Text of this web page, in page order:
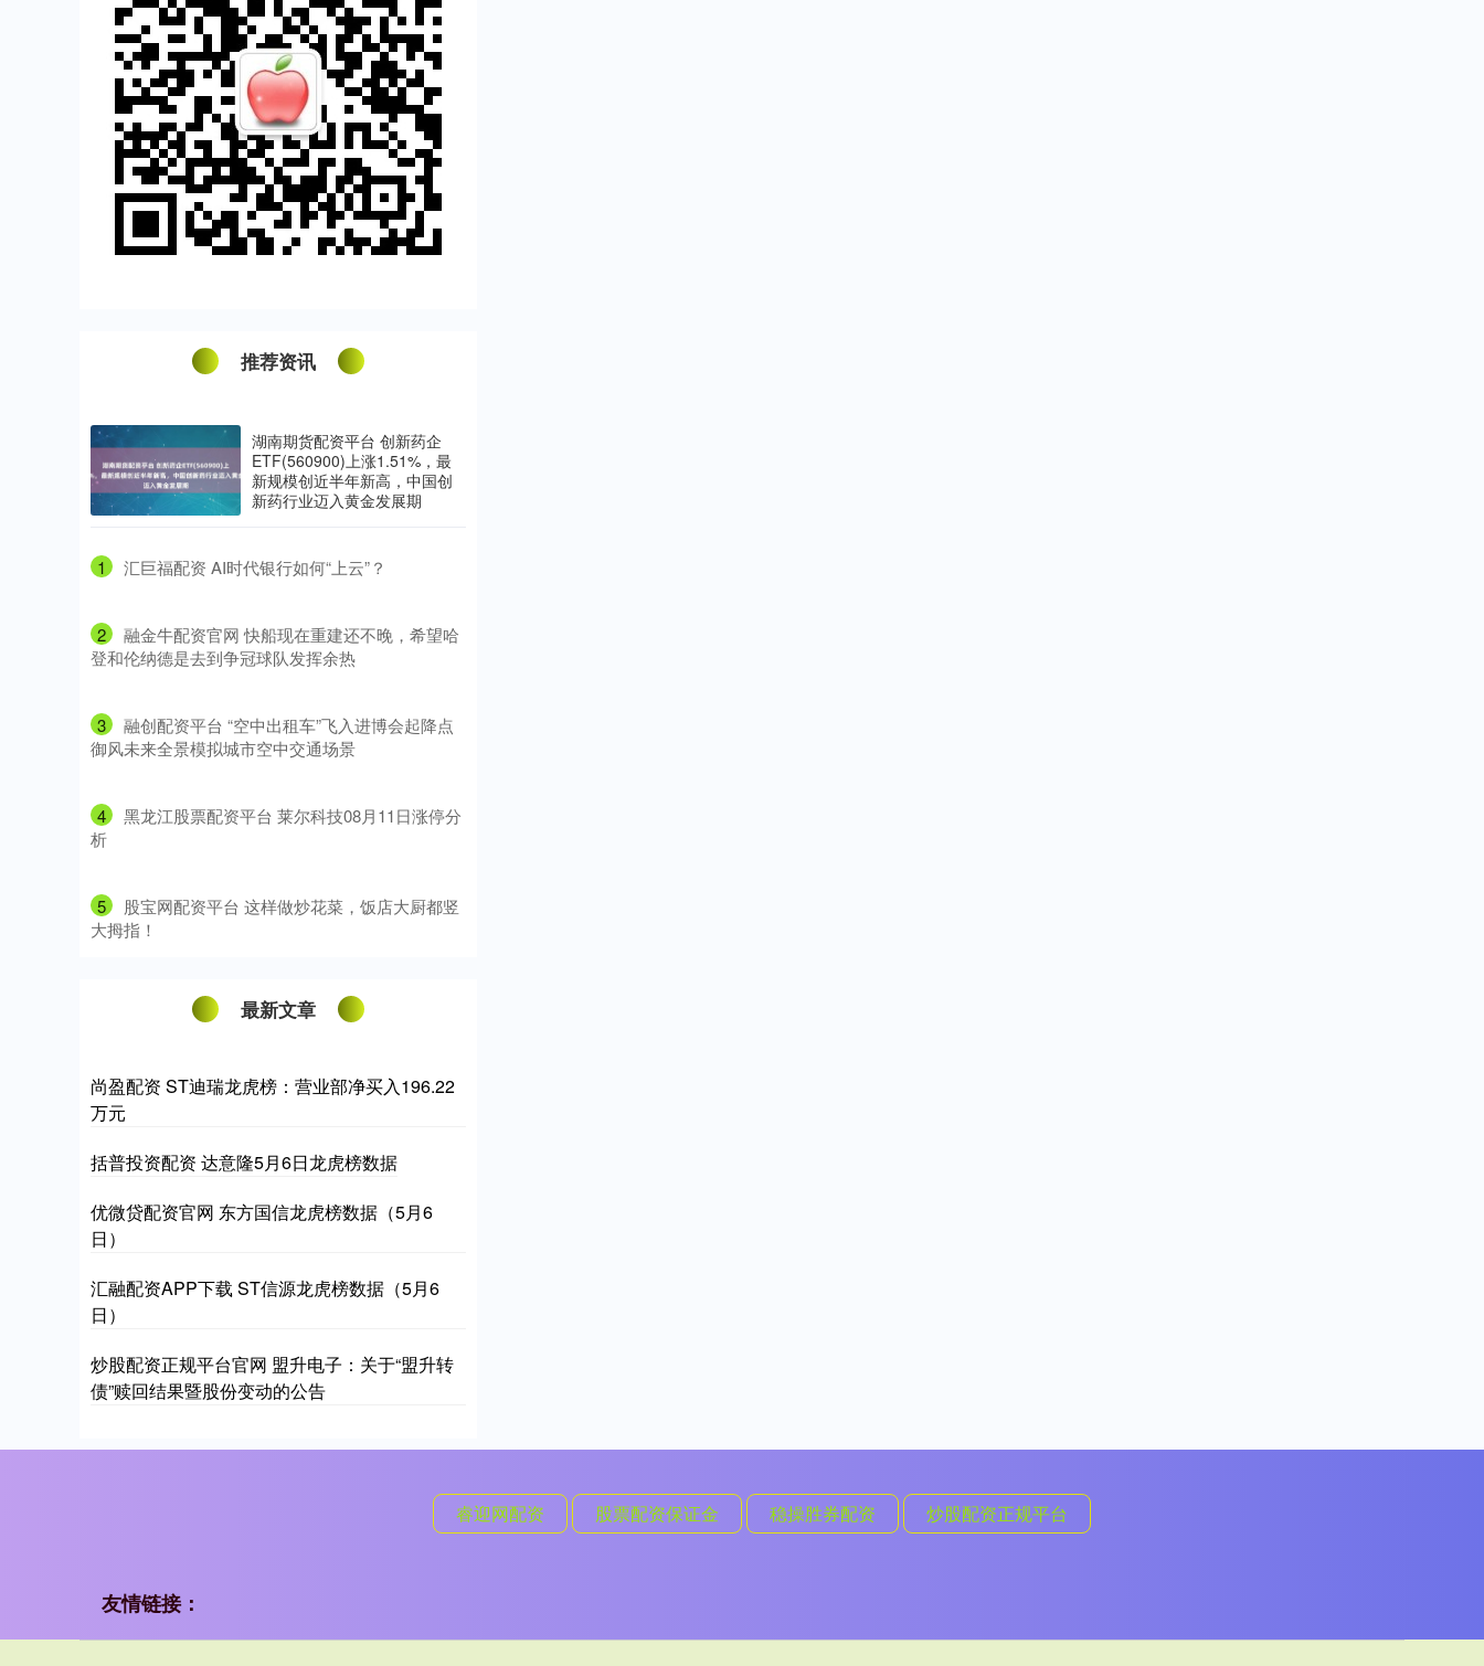
推荐资讯
湖南期货配资平台 创新药企
ETF(560900)上涨1.51%，最
新规模创近半年新高，中国创
新药行业迈入黄金发展期
1 ​汇巨福配资 AI时代银行如何“上云”？
2
​融金牛配资官网 快船现在重建还不晚，希望哈
登和伦纳德是去到争冠球队发挥余热
3
​融创配资平台 “空中出租车”飞入进博会起降点
御风未来全景模拟城市空中交通场景
4
​黑龙江股票配资平台 莱尔科技08月11日涨停分
析
5
​股宝网配资平台 这样做炒花菜，饭店大厨都竖
大拇指！
最新文章
尚盈配资 ST迪瑞龙虎榜：营业部净买入196.22
万元
括普投资配资 达意隆5月6日龙虎榜数据
优微贷配资官网 东方国信龙虎榜数据（5月6
日）
汇融配资APP下载 ST信源龙虎榜数据（5月6
日）
炒股配资正规平台官网 盟升电子：关于“盟升转
债”赎回结果暨股份变动的公告
睿迎网配资 股票配资保证金 稳操胜券配资 炒股配资正规平台
友情链接：